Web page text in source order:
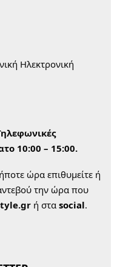
Ηλεκτρονική
10:00 – 15:00.
ώρα επιθυμείτε ή
την ώρα που
ή στα social.